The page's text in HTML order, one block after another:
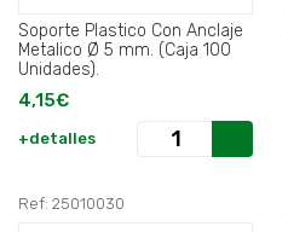
Soporte Plastico Con Anclaje
Metalico Ø 5 mm. (Caja 100
Unidades).
4,15€
+detalles
Ref: 25010030